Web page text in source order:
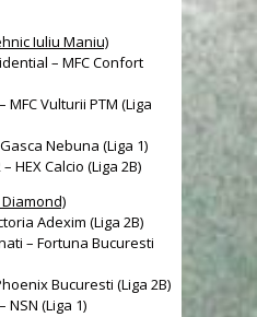
Iuliu Maniu)
– MFC Confort
Vulturii PTM (Liga
Nebuna (Liga 1)
HEX Calcio (Liga 2B)
Diamond)
Adexim (Liga 2B)
– Fortuna Bucuresti
Bucuresti (Liga 2B)
NSN (Liga 1)